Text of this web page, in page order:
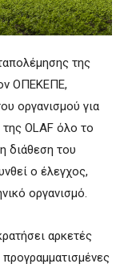
της
ΟΠΕΚΕΠΕ,
οργανισμού για
OLAF όλο το
διάθεση του
ο έλεγχος,
οργανισμό.
αρκετές